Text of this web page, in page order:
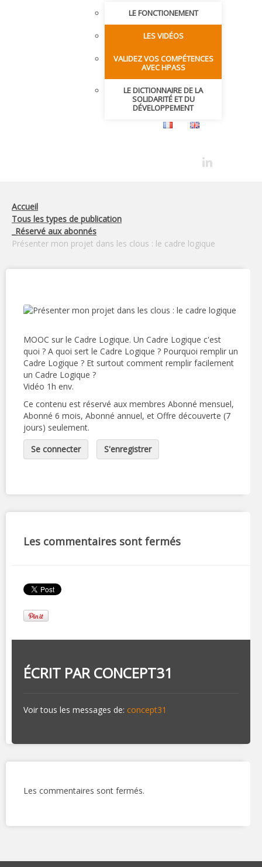
LE FONCTIONEMENT
LES VIDÉOS
VALIDEZ VOS COMPÉTENCES
AVEC HPASS
LE DICTIONNAIRE DE LA
SOLIDARITÉ ET DU
DÉVELOPPEMENT
Accueil
Tous les types de publication
_Réservé aux abonnés
Présenter mon projet dans les clous : le cadre logique
MOOC sur le Cadre Logique. Un Cadre Logique c'est
quoi ? A quoi sert le Cadre Logique ? Pourquoi remplir un
Cadre Logique ? Et surtout comment remplir facilement
un Cadre Logique ?
Vidéo 1h env.
Ce contenu est réservé aux membres Abonné mensuel,
Abonné 6 mois, Abonné annuel, et Offre découverte (7
jours) seulement.
Se connecter
S'enregistrer
Les commentaires sont fermés
ÉCRIT PARCONCEPT31
Voir tous les messages de: concept31
Les commentaires sont fermés.